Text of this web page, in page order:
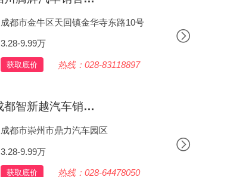
成都市金牛区天回镇金华寺东路10号
3.28-9.99万
获取底价 热线：028-83118897
成都智新越汽车销售服务有限公司
成都市崇州市鼎力汽车园区
3.28-9.99万
获取底价 热线：028-64478050